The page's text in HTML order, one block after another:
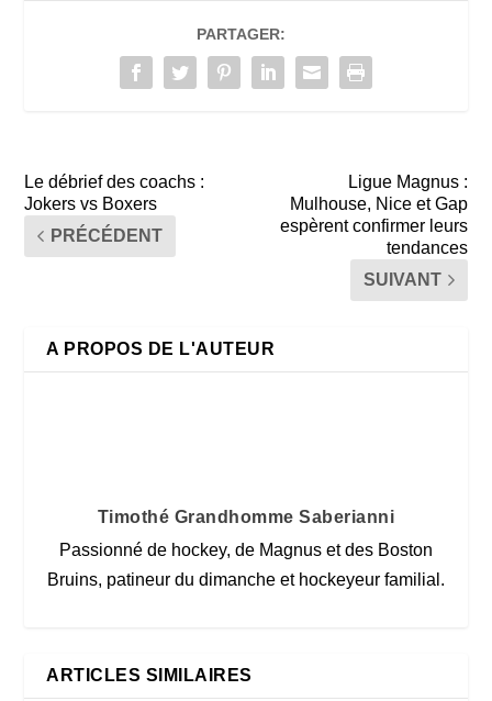
PARTAGER:
Le débrief des coachs :
Jokers vs Boxers
PRÉCÉDENT
Ligue Magnus :
Mulhouse, Nice et Gap
espèrent confirmer leurs
tendances
SUIVANT
A PROPOS DE L'AUTEUR
Timothé Grandhomme Saberianni
Passionné de hockey, de Magnus et des Boston
Bruins, patineur du dimanche et hockeyeur familial.
ARTICLES SIMILAIRES